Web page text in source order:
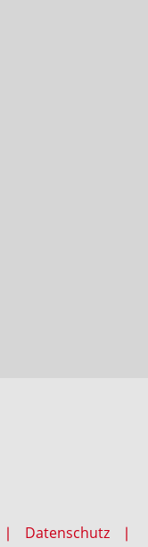
Datenschutz